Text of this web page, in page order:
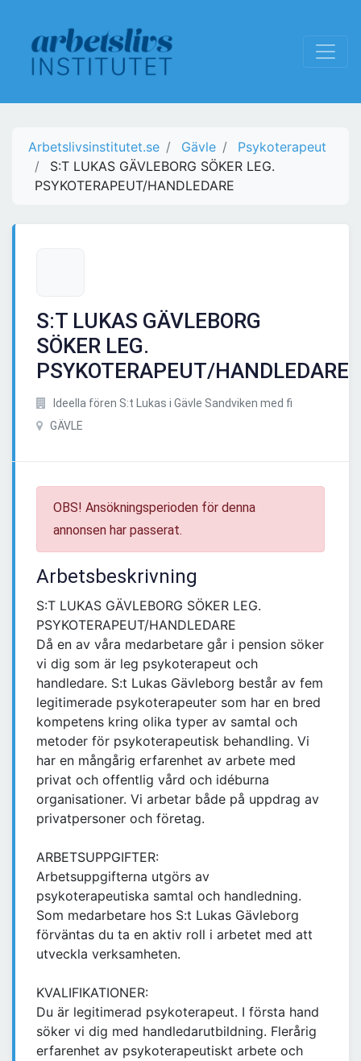
Arbetslivsinstitutet.se Gävle
Psykoterapeut
S:T LUKAS GÄVLEBORG SÖKER LEG.
PSYKOTERAPEUT/HANDLEDARE
S:T LUKAS GÄVLEBORG
SÖKER LEG.
PSYKOTERAPEUT/HANDLEDARE
Ideella fören S:t Lukas i Gävle Sandviken med fi
GÄVLE
OBS! Ansökningsperioden för denna
annonsen har passerat.
Arbetsbeskrivning
S:T LUKAS GÄVLEBORG SÖKER LEG.
PSYKOTERAPEUT/HANDLEDARE
Då en av våra medarbetare går i pension söker
vi dig som är leg psykoterapeut och
handledare. S:t Lukas Gävleborg består av fem
legitimerade psykoterapeuter som har en bred
kompetens kring olika typer av samtal och
metoder för psykoterapeutisk behandling. Vi
har en mångårig erfarenhet av arbete med
privat och offentlig vård och idéburna
organisationer. Vi arbetar både på uppdrag av
privatpersoner och företag.
ARBETSUPPGIFTER:
Arbetsuppgifterna utgörs av
psykoterapeutiska samtal och handledning.
Som medarbetare hos S:t Lukas Gävleborg
förväntas du ta en aktiv roll i arbetet med att
utveckla verksamheten.
KVALIFIKATIONER:
Du är legitimerad psykoterapeut. I första hand
söker vi dig med handledarutbildning. Flerårig
erfarenhet av psykoterapeutiskt arbete och